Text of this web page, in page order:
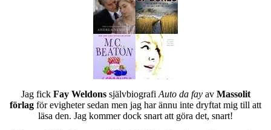
Jag fick Fay Weldons självbiografi Auto da fay av Massolit
förlag för evigheter sedan men jag har ännu inte dryftat mig till att
läsa den. Jag kommer dock snart att göra det, snart!